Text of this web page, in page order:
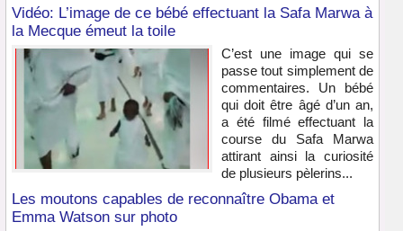
Vidéo: L’image de ce bébé effectuant la Safa Marwa à
la Mecque émeut la toile
C’est une image qui se
passe tout simplement de
commentaires. Un bébé
qui doit être âgé d’un an,
a été filmé effectuant la
course du Safa Marwa
attirant ainsi la curiosité
de plusieurs pèlerins...
Les moutons capables de reconnaître Obama et
Emma Watson sur photo